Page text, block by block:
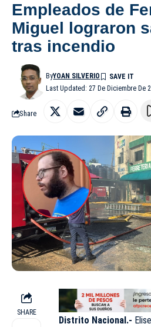
Empleados de
Miguel lograron
tras incendio
Last Updated: 27 De Diciembre De
ByYOAN SILVERIO
Share
SHARE
Distrito Nacional.-